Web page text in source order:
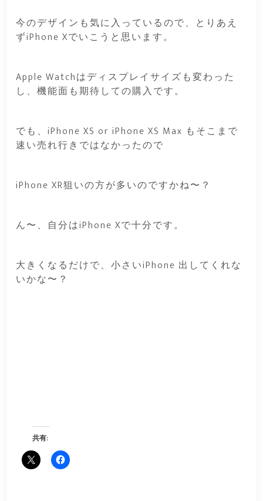
今のデザインも気に入っているので、とりあえ
ずiPhone Xでいこうと思います。
Apple Watchはディスプレイサイズも変わった
し、機能面も期待しての購入です。
でも、iPhone XS or iPhone XS Max もそこまで
速い売れ行きではなかったので
iPhone XR狙いの方が多いのですかね〜？
ん〜、自分はiPhone Xで十分です。
大きくなるだけで、小さいiPhone 出してくれな
いかな〜？
共有: